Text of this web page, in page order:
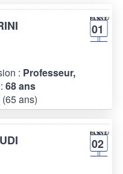
01
: Professeur,
68 ans
ans)
02